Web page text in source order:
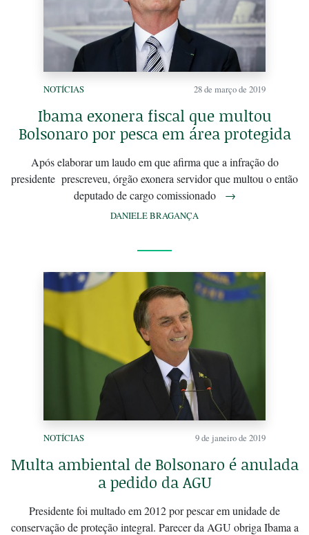
NOTÍCIAS 28 de março de 2019
Ibama exonera fiscal que multou
Bolsonaro por pesca em área protegida
Após elaborar um laudo em que afirma que a infração do
presidente prescreveu, órgão exonera servidor que multou o então
deputado de cargo comissionado →
DANIELE BRAGANÇA
NOTÍCIAS 9 de janeiro de 2019
Multa ambiental de Bolsonaro é anulada
a pedido da AGU
Presidente foi multado em 2012 por pescar em unidade de
conservação de proteção integral. Parecer da AGU obriga Ibama a